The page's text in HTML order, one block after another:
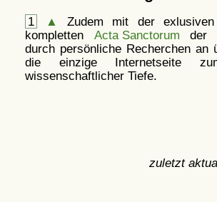
1 ▲
Zudem mit der
kompletten Acta Sanctorum der
durch persönliche Recherchen an
die einzige Internetseite
wissenschaftlicher Tiefe.
zuletzt